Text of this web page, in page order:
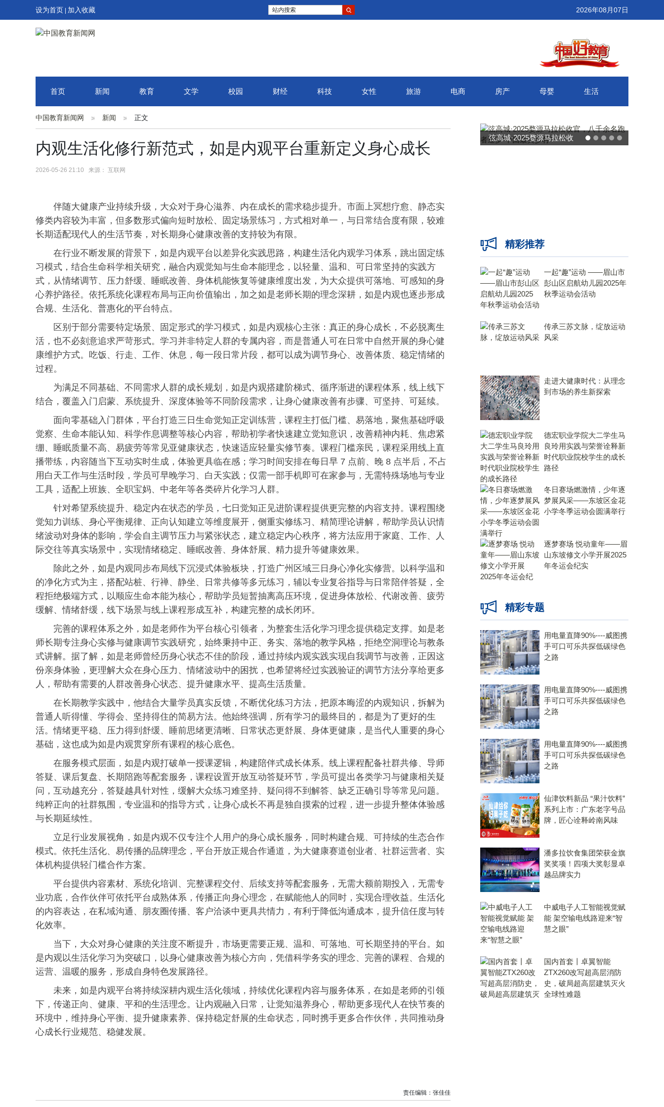
设为首页 加入收藏 站内搜索 2026年08月07日
首页 新闻 教育 文学 校园 财经 科技 女性 旅游 电商 房产 母婴 生活
中国教育新闻网 新闻 正文
内观生活化修行新范式，如是内观平台重新定义身心成长
2026-05-26 21:10 来源： 互联网
伴随大健康产业持续升级，大众对于身心滋养、内在成长的需求稳步提升。市面上冥想疗愈、静态实
修类内容较为丰富，但多数形式偏向短时放松、固定场景练习 ，方式相对单一，与日常结合度有限，较难
长期适配现代人的生活节奏，对长期身心健康改善的支持较为有限。
在行业不断发展的背景下，如是内观平台以差异化实践思路，构建生活化内观学习 体系，跳出固定练
习 模式，结合生命科学相关研究，融合内观觉知与生命本能理念，以轻量、温和、可日常坚持的实践方
式，从情绪调节、压力舒缓、睡眠改善、身体机能恢复等健康维度出发，为大众提供可落地、可感知的身
心养护路径。依托系统化课程布局与正向价值输出，加之如是老师长期的理念深耕，如是内观也逐步形成
合规、生活化、普惠化的平台特点。
区别于部分需要特定场景、固定形式的学习 模式，如是内观核心主张：真正的身心成长，不必脱离生
活，也不必刻意追求严苛形式。学习 并非特定人群的专属内容，而是普通人可在日常中自然开展的身心健
康维护方式。吃饭、行走、工作、休息，每一段日常片段，都可以成为调节身心、改善体质、稳定情绪的
过程。
为满足不同基础、不同需求人群的成长规划，如是内观搭建阶梯式、循序渐进的课程体系，线上线下
结合，覆盖入门启蒙、系统提升、深度体验等不同阶段需求，让身心健康改善有步骤、可坚持、可延续。
面向零基础入门群体，平台打造三日生命觉知正定训练营，课程主打低门槛、易落地，聚焦基础呼吸
觉察、生命本能认知、科学作息调整等核心内容，帮助初学者快速建立觉知意识，改善精神内耗、焦虑紧
绷、睡眠质量不高、易疲劳等常见亚健康状态，快速适应轻量实修节奏。课程门槛亲民，课程采用线上直
播带练，内容随当下互动实时生成，体验更具临在感；学习 时间安排在每日早 7 点前、晚 8 点半后，不占
用白天工作与生活时段，学员可早晚学习 、白天实践；仅需一部手机即可在家参与，无需特殊场地与专业
工具，适配上班族、全职宝妈、中老年等各类碎片化学习 人群。
针对希望系统提升、稳定内在状态的学员，七日觉知正见进阶课程提供更完整的内容支持。课程围绕
觉知力训练、身心平衡规律、正向认知建立等维度展开，侧重实修练习 、精简理论讲解，帮助学员认识情
绪波动对身体的影响，学会自主调节压力与紧张状态，建立稳定内心秩序，将方法应用于家庭、工作、人
际交往等真实场景中，实现情绪稳定、睡眠改善、身体舒展、精力提升等健康效果。
除此之外，如是内观同步布局线下沉浸式体验板块，打造广州区域三日身心净化实修营。以科学温和
的净化方式为主，搭配站桩、行禅、静坐、日常共修等多元练习 ，辅以专业复谷指导与日常陪伴答疑，全
程拒绝极端方式，以顺应生命本能为核心，帮助学员短暂抽离高压环境，促进身体放松、代谢改善、疲劳
缓解、情绪舒缓，线下场景与线上课程形成互补，构建完整的成长闭环。
完善的课程体系之外，如是老师作为平台核心引领者，为整套生活化学习 理念提供稳定支撑。如是老
师长期专注身心实修与健康调节实践研究，始终秉持中正、务实、落地的教学风格，拒绝空洞理论与教条
式讲解。据了解，如是老师曾经历身心状态不佳的阶段，通过持续内观实践实现自我调节与改善，正因这
份亲身体验，更理解大众在身心压力、情绪波动中的困扰，也希望将经过实践验证的调节方法分享给更多
人，帮助有需要的人群改善身心状态、提升健康水平、提高生活质量。
在长期教学实践中，他结合大量学员真实反馈，不断优化练习 方法，把原本晦涩的内观知识，拆解为
普通人听得懂、学得会、坚持得住的简易方法。他始终强调，所有学习 的最终目的，都是为了更好的生
活。情绪更平稳、压力得到舒缓、睡前思绪更清晰、日常状态更舒展、身体更健康，是当代人重要的身心
基础，这也成为如是内观贯穿所有课程的核心底色。
在服务模式层面，如是内观打破单一授课逻辑，构建陪伴式成长体系。线上课程配备社群共修、导师
答疑、课后复盘、长期陪跑等配套服务，课程设置开放互动答疑环节，学员可提出各类学习 与健康相关疑
问，互动越充分，答疑越具针对性，缓解大众练习 难坚持、疑问得不到解答、缺乏正确引导等常见问题。
纯粹正向的社群氛围，专业温和的指导方式，让身心成长不再是独自摸索的过程，进一步提升整体体验感
与长期延续性。
立足行业发展视角，如是内观不仅专注个人用户的身心成长服务，同时构建合规、可持续的生态合作
模式。依托生活化、易传播的品牌理念，平台开放正规合作通道，为大健康赛道创业者、社群运营者、实
体机构提供轻门槛合作方案。
平台提供内容素材、系统化培训、完整课程交付、后续支持等配套服务，无需大额前期投入，无需专
业功底，合作伙伴可依托平台成熟体系，传播正向身心理念，在赋能他人的同时，实现合理收益。生活化
的内容表达，在私域沟通、朋友圈传播、客户洽谈中更具共情力，有利于降低沟通成本，提升信任度与转
化效率。
当下，大众对身心健康的关注度不断提升，市场更需要正规、温和、可落地、可长期坚持的平台。如
是内观以生活化学习 为突破口，以身心健康改善为核心方向，凭借科学务实的理念、完善的课程、合规的
运营、温暖的服务，形成自身特色发展路径。
未来，如是内观平台将持续深耕内观生活化领域，持续优化课程内容与服务体系，在如是老师的引领
下，传递正向、健康、平和的生活理念。让内观融入日常，让觉知滋养身心，帮助更多现代人在快节奏的
环境中，维持身心平衡、提升健康素养、保持稳定舒展的生命状态，同时携手更多合作伙伴，共同推动身
心成长行业规范、稳健发展。
责任编辑：张佳佳
弦高城·2025婺源马拉松收
精彩推荐
一起“趣”运动 ——眉山市
彭山区启航幼儿园2025年
秋季运动会活动
传承三苏文脉，绽放运动
风采
走进大健康时代：从理念
到市场的养生新探索
德宏职业学院大二学生马
良玲用实践与荣誉诠释新
时代职业院校学生的成长
路径
冬日赛场燃激情，少年逐
梦展风采——东坡区金花
小学冬季运动会圆满举行
逐梦赛场 悦动童年——眉
山东坡修文小学开展2025
年冬运会纪实
精彩专题
用电量直降90%----威图携
手可口可乐共探低碳绿色
之路
用电量直降90%----威图携
手可口可乐共探低碳绿色
之路
用电量直降90%----威图携
手可口可乐共探低碳绿色
之路
仙津饮料新品 “果汁饮料”
系列上市：广东老字号品
牌，匠心诠释岭南风味
潘多拉饮食集团荣获金旗
奖奖项！四项大奖彰显卓
越品牌实力
中威电子人工智能视觉赋
能 架空输电线路迎来“智
慧之眼”
国内首套丨卓翼智能
ZTX260改写超高层消防
史，破局超高层建筑灭火
全球性难题